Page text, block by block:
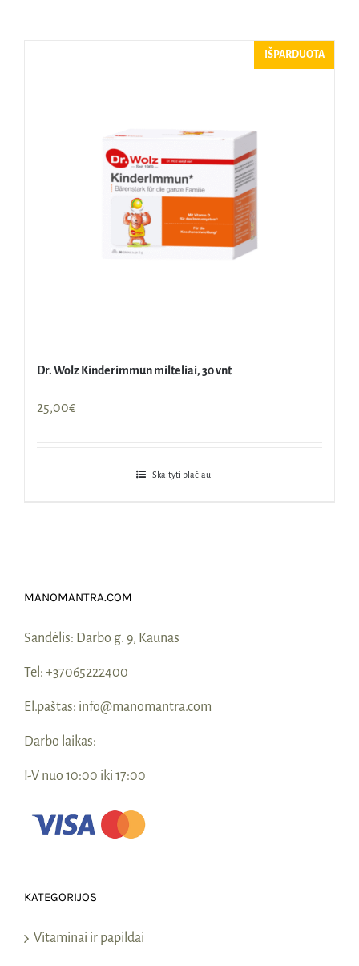
IŠPARDUOTA
Dr. Wolz Kinderimmun milteliai, 30 vnt
25,00€
Skaityti plačiau
MANOMANTRA.COM
Sandėlis: Darbo g. 9, Kaunas
Tel: +37065222400
El.paštas: info@manomantra.com
Darbo laikas:
I-V nuo 10:00 iki 17:00
KATEGORIJOS
Vitaminai ir papildai